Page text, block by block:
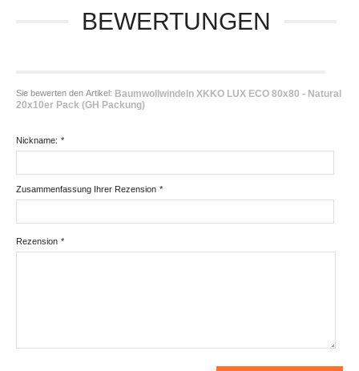
BEWERTUNGEN
Sie bewerten den Artikel: Baumwollwindeln XKKO LUX ECO 80x80 - Natural
20x10er Pack (GH Packung)
*
Nickname:
*
Zusammenfassung Ihrer Rezension
*
Rezension